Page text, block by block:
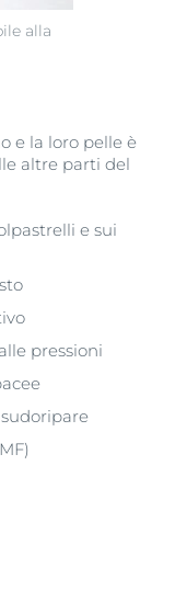
alla
e la loro pelle è
altre parti del
e sui
pressioni